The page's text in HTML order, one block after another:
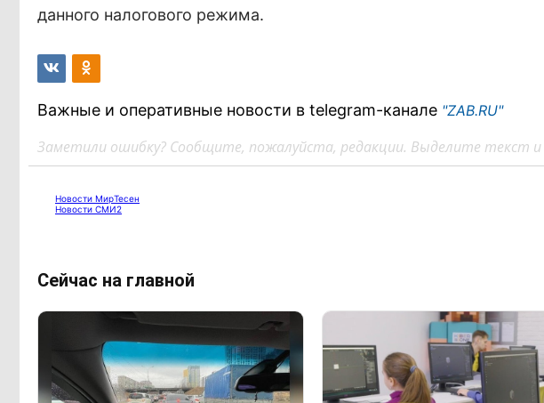
данного налогового режима.
Важные и оперативные новости в telegram-канале "ZAB.RU"
Заметили ошибку? Сообщите, пожалуйста, редакции. Выделите текст
Новости МирТесен
Новости СМИ2
Сейчас на главной